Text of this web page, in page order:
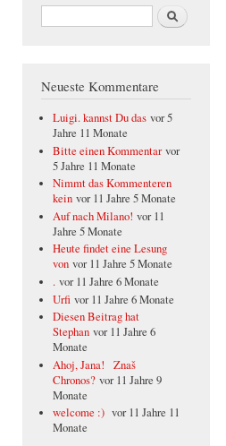
Suche
Neueste Kommentare
Luigi. kannst Du das vor 5
Jahre 11 Monate
Bitte einen Kommentar vor
5 Jahre 11 Monate
Nimmt das Kommenteren
kein vor 11 Jahre 5 Monate
Auf nach Milano! vor 11
Jahre 5 Monate
Heute findet eine Lesung
von vor 11 Jahre 5 Monate
. vor 11 Jahre 6 Monate
Urfi vor 11 Jahre 6 Monate
Diesen Beitrag hat
Stephan vor 11 Jahre 6
Monate
Ahoj, Jana! Znaš
Chronos? vor 11 Jahre 9
Monate
welcome :) vor 11 Jahre 11
Monate